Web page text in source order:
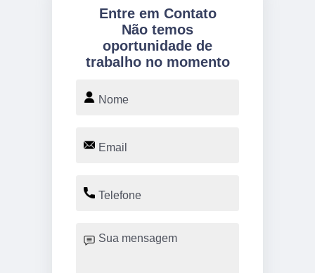
Entre em Contato
Não temos
oportunidade de
trabalho no momento